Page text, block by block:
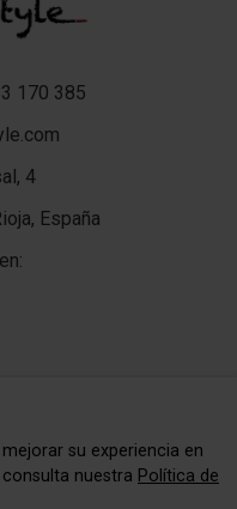
170 385
4
España
add
su experiencia en
nuestra Política de